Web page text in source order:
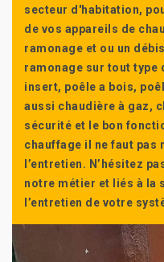
secteur d'habitation,
de vos appareils de
ramonage et ou un
ramonage sur tout type
insert, poêle a bois,
aussi chaudière à gaz,
sécurité et le bon
chauffage il ne faut pas
l’entretien. N’hésitez
notre métier et liés à la
l’entretien de votre